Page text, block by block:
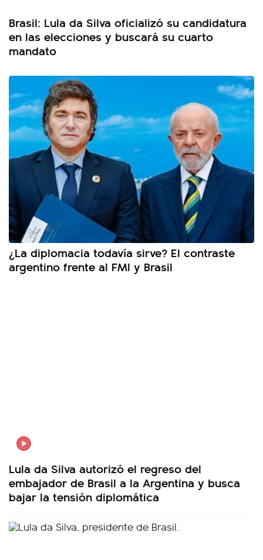
Brasil: Lula da Silva oficializó su candidatura
en las elecciones y buscará su cuarto
mandato
¿La diplomacia todavía sirve? El contraste
argentino frente al FMI y Brasil
Lula da Silva autorizó el regreso del
embajador de Brasil a la Argentina y busca
bajar la tensión diplomática